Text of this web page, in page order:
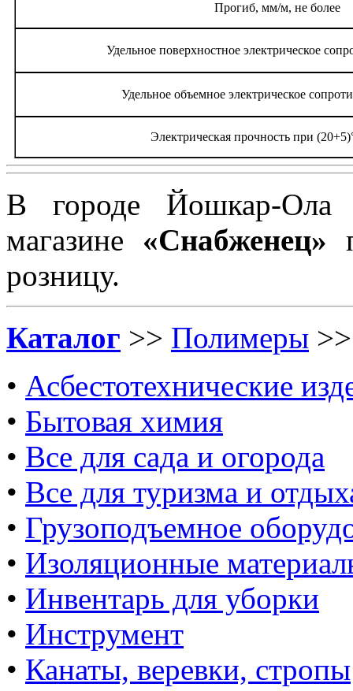
Прогиб, мм/м, не более
Удельное поверхностное электрическое
Удельное объемное электрическое
Электрическая прочность при
В городе Йошкар-
магазине «Снабженец»
розницу.
Каталог >> Полимеры
• Асбестотехнические
• Бытовая химия
• Все для сада и огорода
• Все для туризма и
• Грузоподъемное
• Изоляционные
• Инвентарь для уборки
• Инструмент
• Канаты, веревки, стропы